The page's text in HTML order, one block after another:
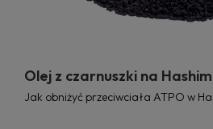
Olej z czarnuszki na
Jak obniżyć przeciwciała ATPO w